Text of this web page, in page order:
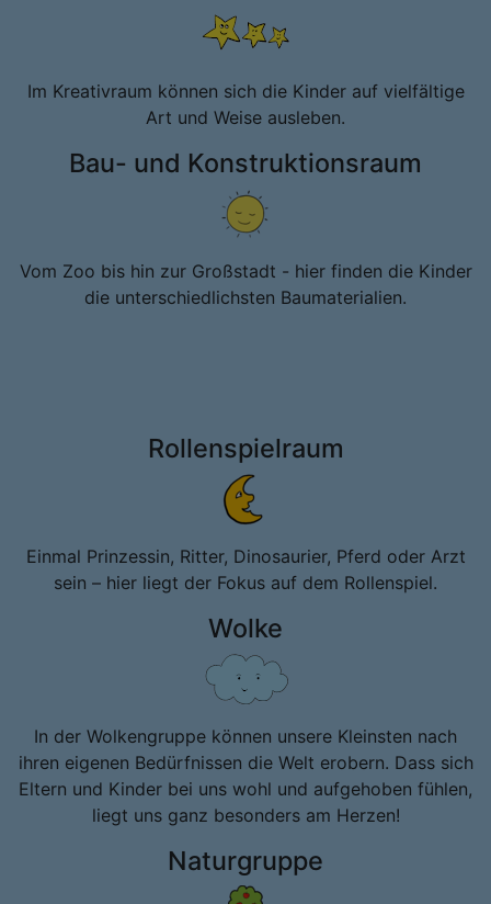
Im Kreativraum können sich die Kinder auf vielfältige
Art und Weise ausleben.
Bau- und Konstruktionsraum
Vom Zoo bis hin zur Großstadt - hier finden die Kinder
die unterschiedlichsten Baumaterialien.
Rollenspielraum
Einmal Prinzessin, Ritter, Dinosaurier, Pferd oder Arzt
sein – hier liegt der Fokus auf dem Rollenspiel.
Wolke
In der Wolkengruppe können unsere Kleinsten nach
ihren eigenen Bedürfnissen die Welt erobern. Dass sich
Eltern und Kinder bei uns wohl und aufgehoben fühlen,
liegt uns ganz besonders am Herzen!
Naturgruppe